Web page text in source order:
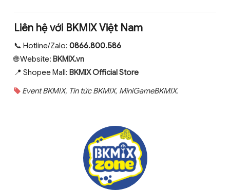
Liên hệ với BKMIX Việt Nam
📞 Hotline/Zalo: 0866.800.586
🌐 Website: BKMIX.vn
📍 Shopee Mall: BKMIX OfficialStore
Event BKMIX, Tin tức BKMIX, MiniGameBKMIX.